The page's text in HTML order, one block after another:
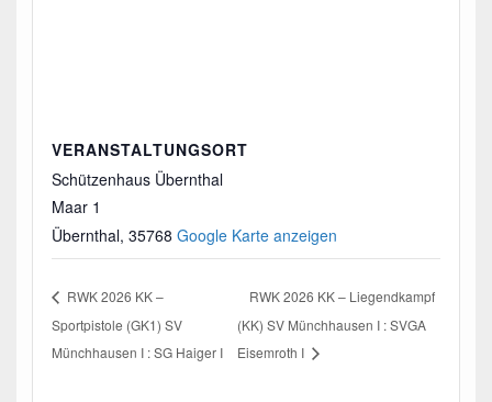
VERANSTALTUNGSORT
Schützenhaus Übernthal
Maar 1
Übernthal, 35768 Google Karte anzeigen
RWK 2026 KK –
Sportpistole (GK1) SV
Münchhausen I : SG Haiger I
RWK 2026 KK – Liegendkampf
(KK) SV Münchhausen I : SVGA
Eisemroth I